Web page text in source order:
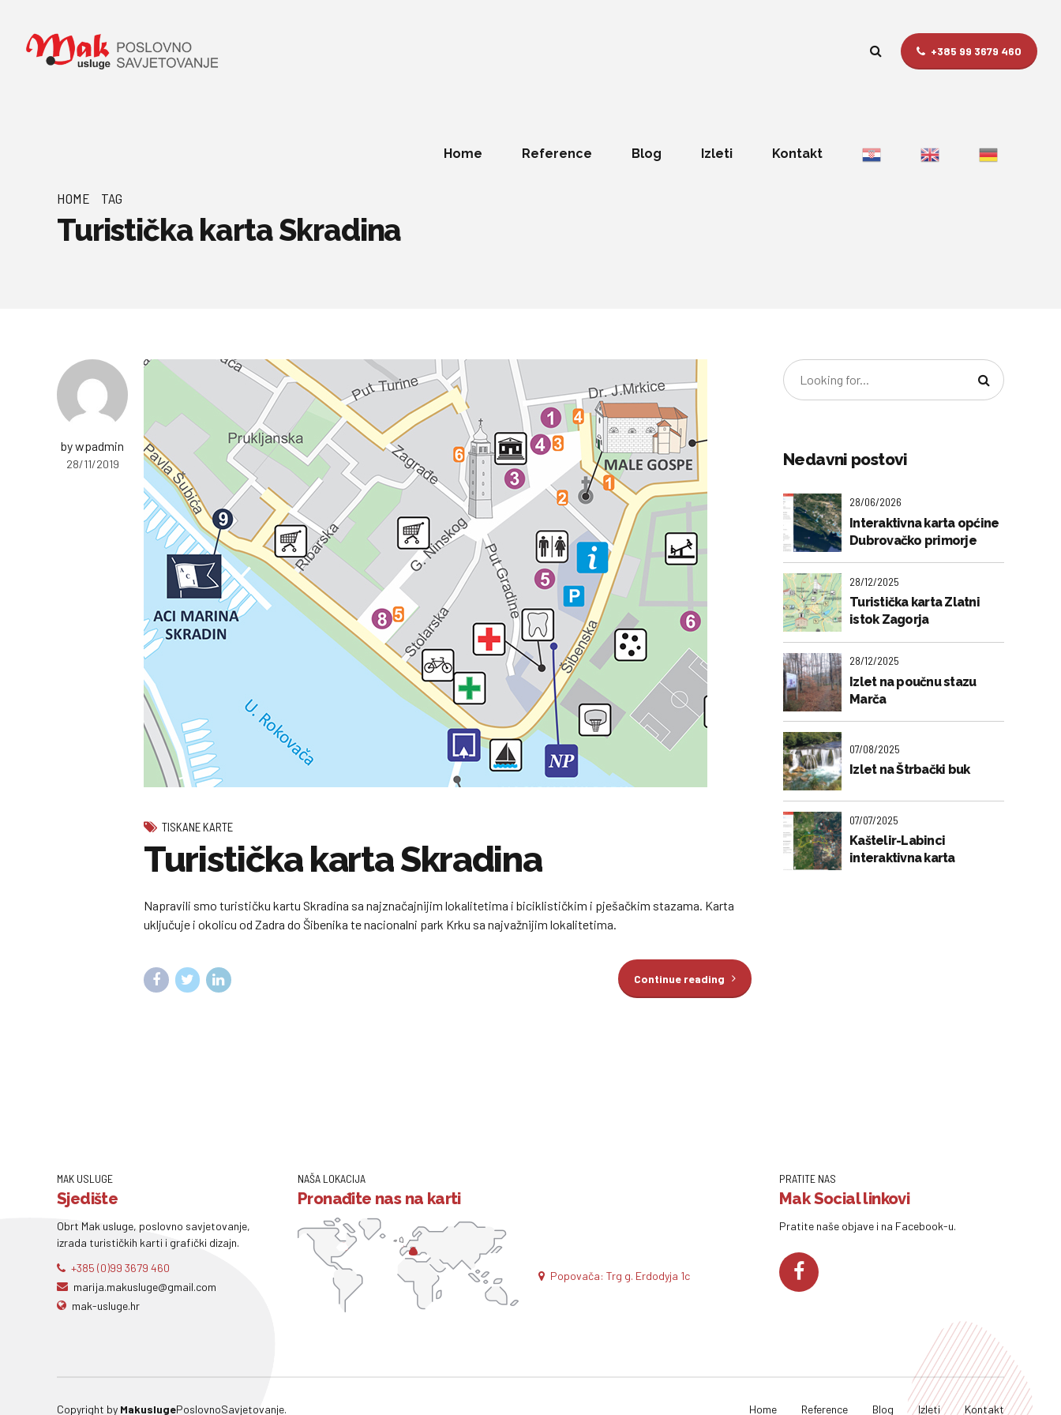
+385 99 3679 460
Home Reference Blog Izleti Kontakt
HOME TAG
Turistička karta Skradina
by wpadmin
28/11/2019
TISKANE KARTE
Turistička karta Skradina
Napravili smo turističku kartu Skradina sa najznačajnijim lokalitetima i biciklističkim i pješačkim stazama. Karta
uključuje i okolicu od Zadra do Šibenika te nacionalni park Krku sa najvažnijim lokalitetima.
Continue reading
Nedavni postovi
28/06/2026
Interaktivna karta općine
Dubrovačko primorje
28/12/2025
Turistička karta Zlatni
istok Zagorja
28/12/2025
Izlet na poučnu stazu
Marča
07/08/2025
Izlet na Štrbački buk
07/07/2025
Kaštelir-Labinci
interaktivna karta
MAK USLUGE
Sjedište
Obrt Mak usluge, poslovno savjetovanje,
izrada turističkih karti i grafički dizajn.
+385 (0)99 3679 460
marija.makusluge@gmail.com
mak-usluge.hr
NAŠA LOKACIJA
Pronađite nas na karti
Popovača: Trg g. Erdodyja 1c
PRATITE NAS
Mak Social linkovi
Pratite naše objave i na Facebook-u.
Copyright by MakuslugePoslovnoSavjetovanje. Home Reference Blog Izleti Kontakt